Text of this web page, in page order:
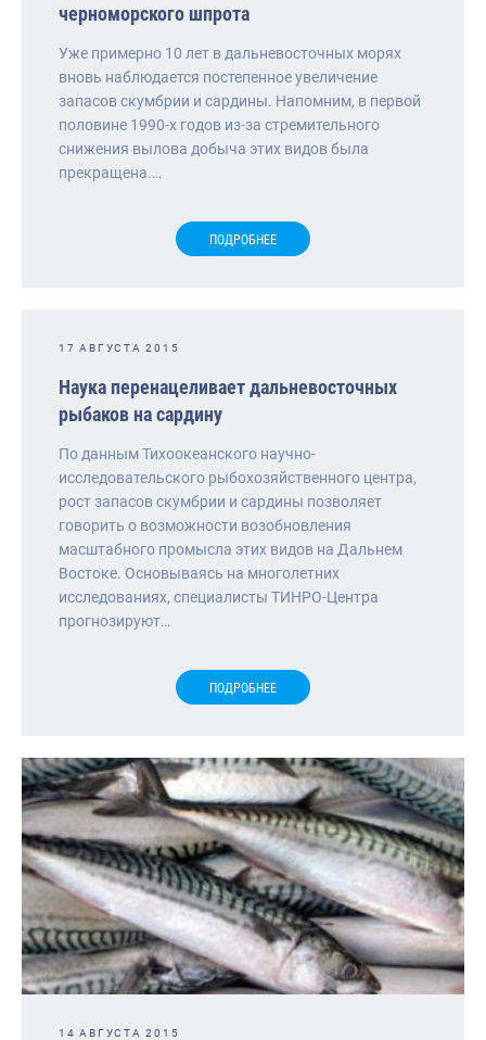
черноморского шпрота
Уже примерно 10 лет в дальневосточных морях
вновь наблюдается постепенное увеличение
запасов скумбрии и сардины. Напомним, в первой
половине 1990-х годов из-за стремительного
снижения вылова добыча этих видов была
прекращена.…
ПОДРОБНЕЕ
17 АВГУСТА 2015
Наука перенацеливает дальневосточных
рыбаков на сардину
По данным Тихоокеанского научно-
исследовательского рыбохозяйственного центра,
рост запасов скумбрии и сардины позволяет
говорить о возможности возобновления
масштабного промысла этих видов на Дальнем
Востоке. Основываясь на многолетних
исследованиях, специалисты ТИНРО-Центра
прогнозируют…
ПОДРОБНЕЕ
14 АВГУСТА 2015